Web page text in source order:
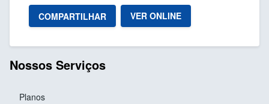
COMPARTILHAR VER ONLINE
Nossos Serviços
Planos